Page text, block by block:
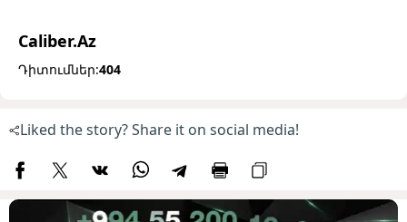
Caliber.Az
Դիտումներ:404
Liked the story? Share it on social media!